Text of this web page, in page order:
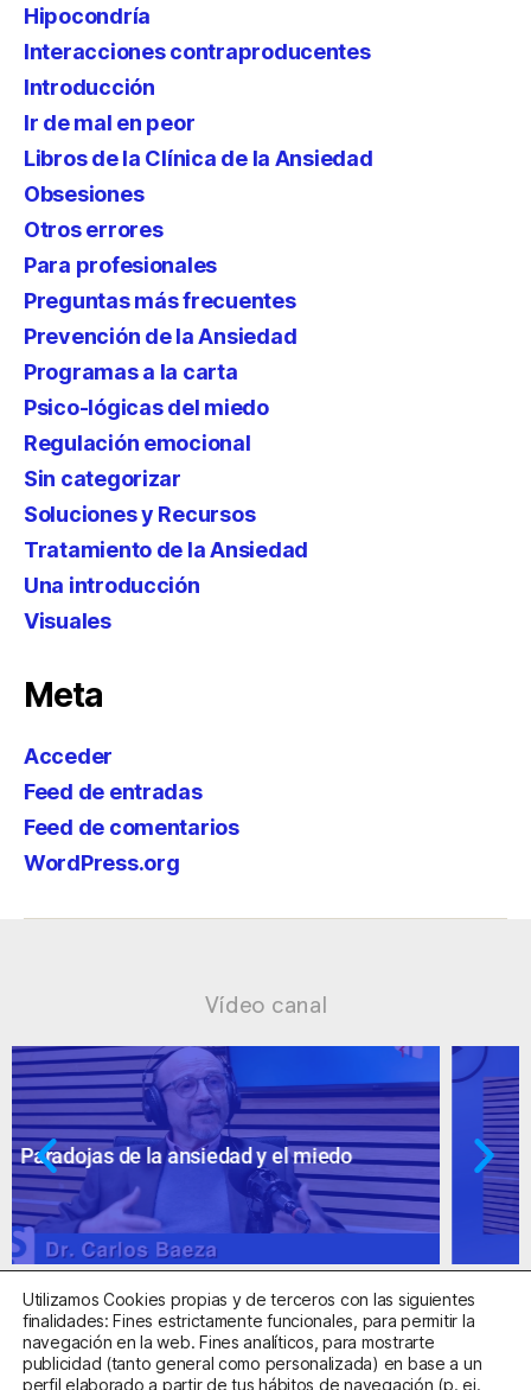
Hipocondría
Interacciones contraproducentes
Introducción
Ir de mal en peor
Libros de la Clínica de la Ansiedad
Obsesiones
Otros errores
Para profesionales
Preguntas más frecuentes
Prevención de la Ansiedad
Programas a la carta
Psico-lógicas del miedo
Regulación emocional
Sin categorizar
Soluciones y Recursos
Tratamiento de la Ansiedad
Una introducción
Visuales
Meta
Acceder
Feed de entradas
Feed de comentarios
WordPress.org
Vídeo canal
Ansiedad: supuestos cuestionables
Utilizamos Cookies propias y de terceros con las siguientes
finalidades: Fines estrictamente funcionales, para permitir la
navegación en la web. Fines analíticos, para mostrarte
publicidad (tanto general como personalizada) en base a un
perfil elaborado a partir de tus hábitos de navegación (p. ej.